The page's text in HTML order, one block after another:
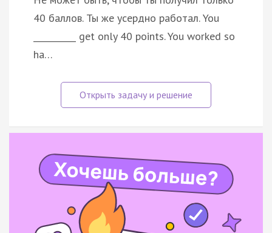
40 баллов. Ты же усердно работал. You
__________ get only 40 points. You worked so
ha…